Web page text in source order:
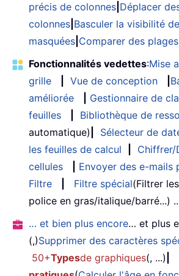
précis de colonnes Déplacer
colonnes Basculer la visibilité
masquées Comparer des
Fonctionnalités vedettes:Mise
grille
Vue de conception
améliorée
Gestionnaire de
feuilles
Bibliothèque de
automatique)
Sélecteur de
les feuilles de calcul
Chiffrer/
cellules
Envoyer des e-mails
Filtre
Filtre spécial(Filtrer
police en gras/italique/barré...)
… et bien plus encore… et plus
(,)Supprimer des caractères
50+Typesde graphiques(, ...)